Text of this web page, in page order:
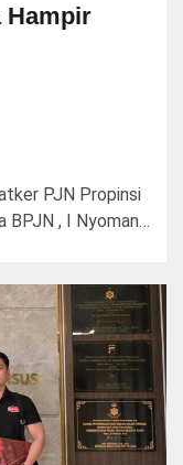
Hampir
PJN Propinsi
BPJN , I Nyoman…